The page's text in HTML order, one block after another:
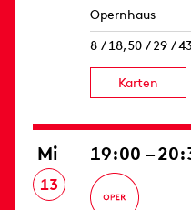
Opernhaus
8 / 18,50 / 29 /
Karten
Mi
13
19:00 –